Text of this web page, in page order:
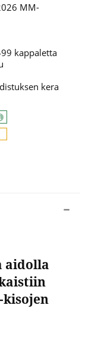
MM-
kappaletta
kera
aidolla